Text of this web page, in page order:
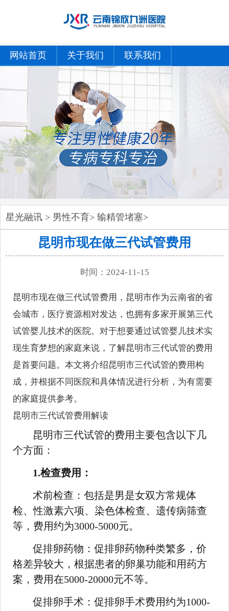
网站首页 关于我们 联系我们
星光融讯 > 男性不育>输精管堵塞>
昆明市现在做三代试管费用
时间：2024-11-15
昆明市现在做三代试管费用，昆明市作为云南省的省
会城市，医疗资源相对发达，也拥有多家开展第三代
试管婴儿技术的医院。对于想要通过试管婴儿技术实
现生育梦想的家庭来说，了解昆明市三代试管的费用
是首要问题。本文将介绍昆明市三代试管的费用构
成，并根据不同医院和具体情况进行分析，为有需要
的家庭提供参考。
昆明市三代试管费用解读
昆明市三代试管的费用主要包含以下几
个方面：
1.检查费用：
术前检查：包括是男是女双方常规体
检、性激素六项、染色体检查、遗传病筛查
等，费用约为3000-5000元。
促排卵药物：促排卵药物种类繁多，价
格差异较大，根据患者的卵巢功能和用药方
案，费用在5000-20000元不等。
促排卵手术：促排卵手术费用约为1000-